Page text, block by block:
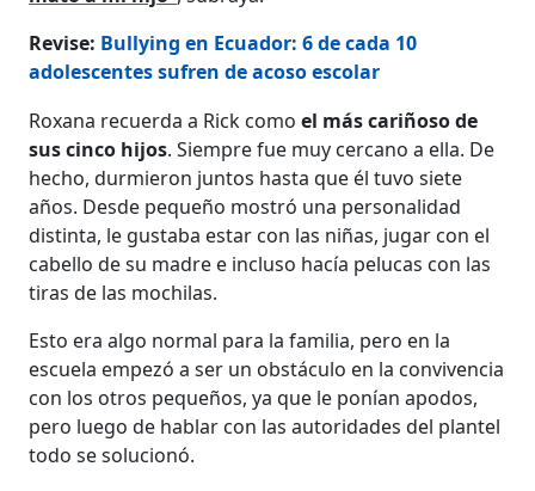
Revise: Bullying en Ecuador: 6 de cada 10
adolescentes sufren de acoso escolar
Roxana recuerda a Rick comoel más cariñoso de
sus cinco hijos. Siempre fue muy cercano a ella. De
hecho, durmieron juntos hasta que él tuvo siete
años. Desde pequeño mostró una personalidad
distinta, le gustaba estar con las niñas, jugar con el
cabello de su madre e incluso hacía pelucas con las
tiras de las mochilas.
Esto era algo normal para la familia, pero en la
escuela empezó a ser un obstáculo en la convivencia
con los otros pequeños, ya que le ponían apodos,
pero luego de hablar con las autoridades del plantel
todo se solucionó.